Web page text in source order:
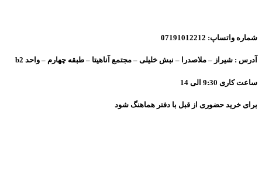
شماره واتساپ: 07191012212
آدرس : شیراز – ملاصدرا – نبش خلیلی – مجتمع آناهیتا – طبقه چهارم – واحد b2
ساعت کاری 9:30 الی 14
برای خرید حضوری از قبل با دفتر هماهنگ شود